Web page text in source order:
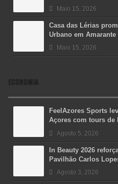
Maio 15, 2026
Casa das Lérias
Urbano em Amarante
Maio 15, 2026
ECONOMIA
FeelAzores Sports
Açores com tours de
Agosto 5, 2026
In Beauty 2026
Pavilhão Carlos
Agosto 3, 2026